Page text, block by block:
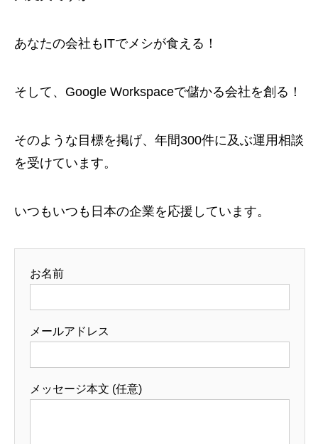
あなたの会社もITでメシが食える！
そして、Google Workspaceで儲かる会社を創る！
そのような目標を掲げ、年間300件に及ぶ運用相談
を受けています。
いつもいつも日本の企業を応援しています。
お名前
メールアドレス
メッセージ本文 (任意)